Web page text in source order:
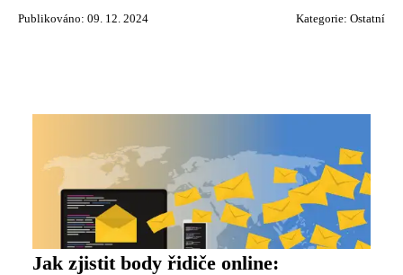
Publikováno: 09. 12. 2024 Kategorie: Ostatní
Jak zjistit body řidiče online: